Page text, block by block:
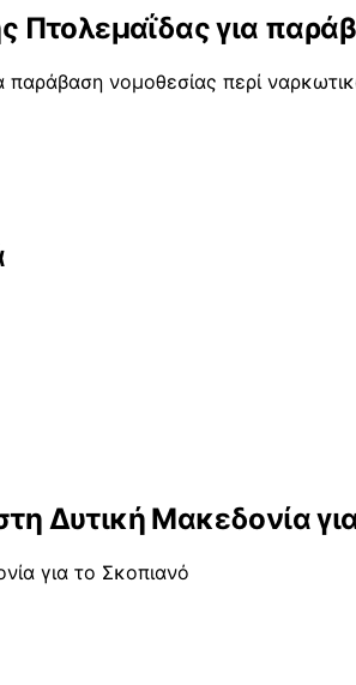
Πτολεμαΐδας για
παράβαση νομοθεσίας περί
Δυτική Μακεδονία
για το Σκοπιανό